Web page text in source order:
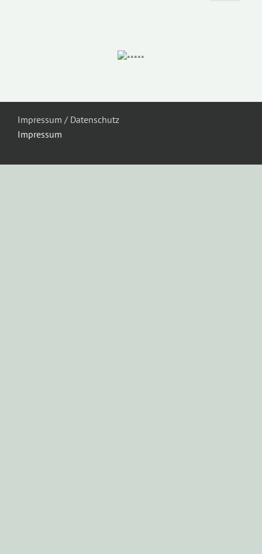
Impressum / Datenschutz
Impressum